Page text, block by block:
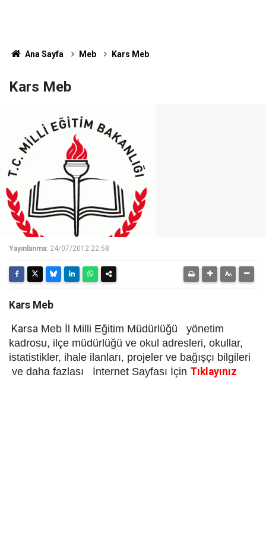
Ana Sayfa Meb Kars Meb
Kars Meb
Yayınlanma: 24/07/2012 22:58
Kars Meb
Karsa Meb İl Milli Eğitim Müdürlüğü yönetim
kadrosu, ilçe müdürlüğü ve okul adresleri, okullar,
istatistikler, ihale ilanları, projeler ve bağışçı bilgileri
ve daha fazlası İnternet Sayfası İçin Tıklayınız